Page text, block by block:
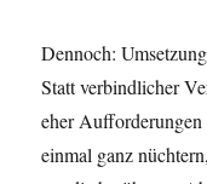
Dennoch:
Statt verbindlicher
eher
einmal ganz